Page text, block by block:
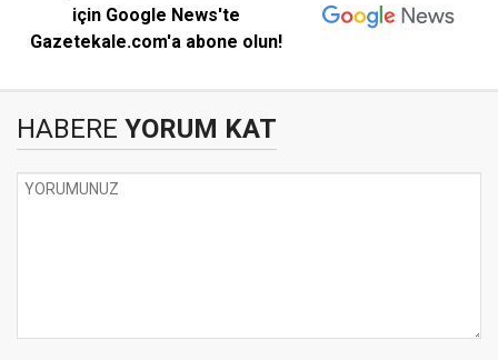
için Google News'te
Gazetekale.com'a abone olun!
HABERE YORUM KAT